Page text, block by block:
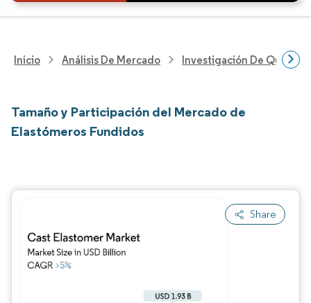
Inicio Análisis De Mercado Investigación De
Tamaño y Participación del Mercado de
Elastómeros Fundidos
Share